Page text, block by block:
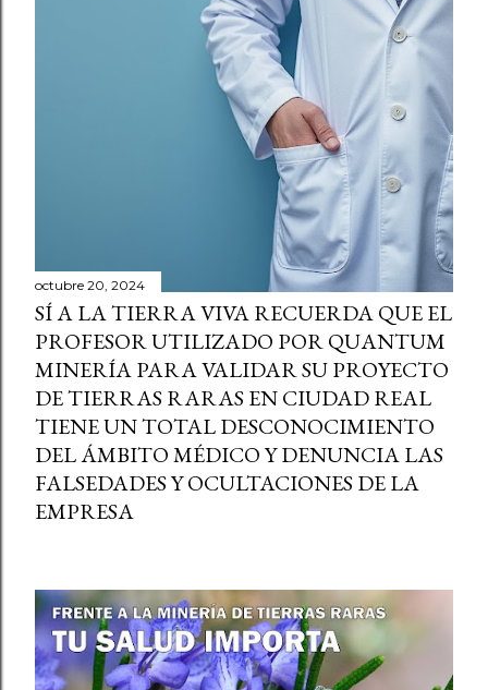
octubre 20, 2024
SÍ A LA TIERRA VIVA RECUERDA QUE EL
PROFESOR UTILIZADO POR QUANTUM
MINERÍA PARA VALIDAR SU PROYECTO
DE TIERRAS RARAS EN CIUDAD REAL
TIENE UN TOTAL DESCONOCIMIENTO
DEL ÁMBITO MÉDICO Y DENUNCIA LAS
FALSEDADES Y OCULTACIONES DE LA
EMPRESA